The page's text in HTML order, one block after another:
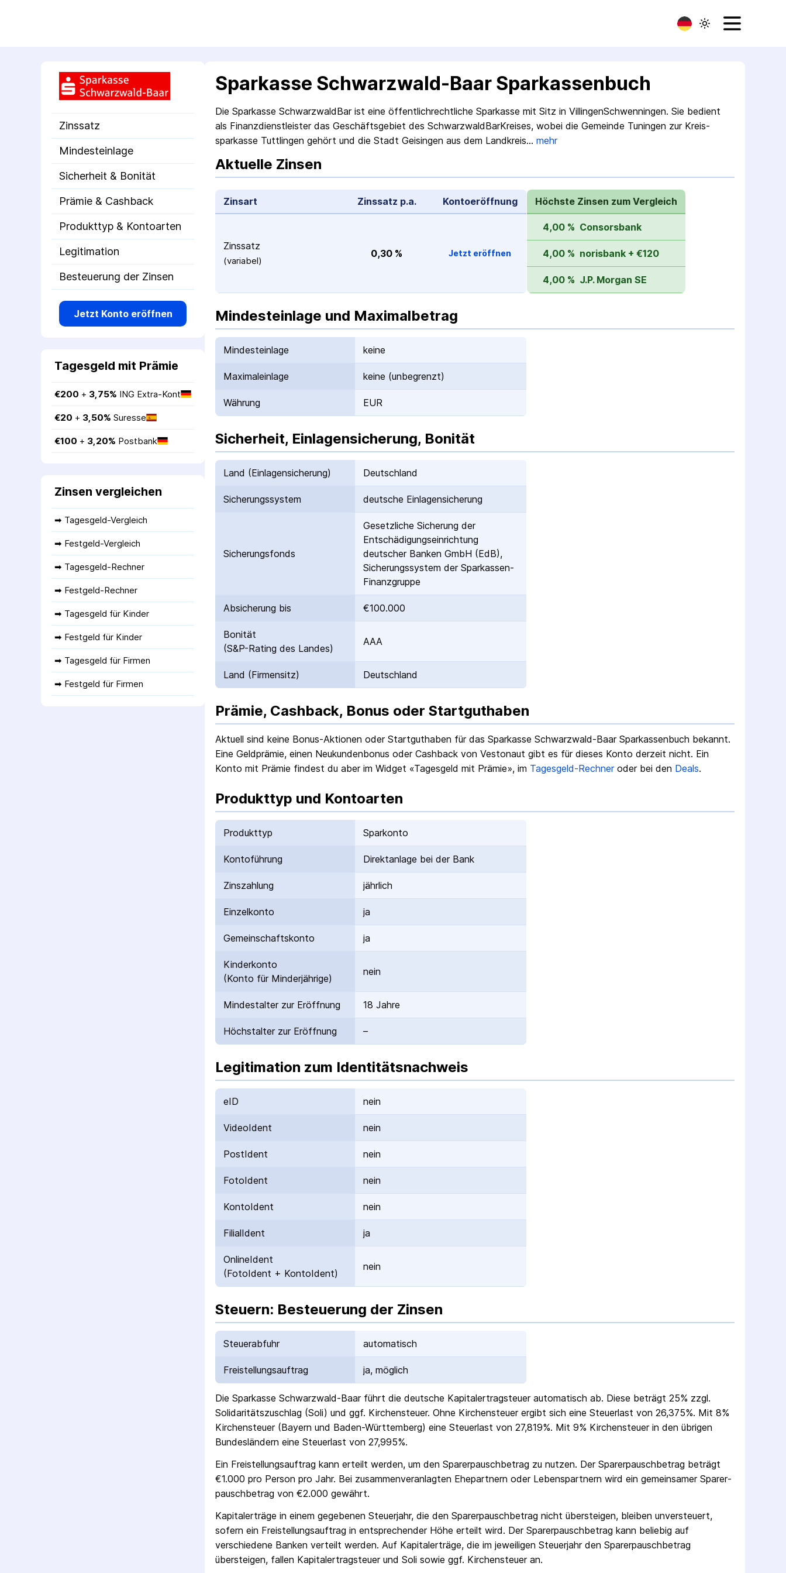
Zinssatz
Mindesteinlage
Sicherheit & Bonität
Prämie & Cashback
Produkttyp & Kontoarten
Legitimation
Besteuerung der Zinsen
Jetzt Konto eröffnen
Tagesgeld mit Prämie
€200 + 3,75% ING Extra-Kont
€20 + 3,50% Suresse
€100 + 3,20% Postbank
Zinsen vergleichen
➡ Tagesgeld-Vergleich
➡ Festgeld-Vergleich
➡ Tagesgeld-Rechner
➡ Festgeld-Rechner
➡ Tagesgeld für Kinder
➡ Festgeld für Kinder
➡ Tagesgeld für Firmen
➡ Festgeld für Firmen
Sparkasse Schwarzwald-Baar Sparkassenbuch
Die Sparkasse Schwarzwald­Bar ist eine öffentlich­rechtliche Sparkasse mit Sitz in Villingen­Schwenningen. Sie bedient
als Finanz­dienstleister das Geschäfts­gebiet des Schwarzwald­Bar­Kreises, wobei die Gemeinde Tuningen zur Kreis­
sparkasse Tuttlingen gehört und die Stadt Geisingen aus dem Landkreis… mehr
Aktuelle Zinsen
Zinsart Zinssatz p.a. Konto­eröffnung
Zinssatz
(variabel)
0,30 % Jetzt eröffnen
Höchste Zinsen zum Vergleich
4,00 % Consorsbank
4,00 % norisbank + €120
4,00 % J.P. Morgan SE
Mindesteinlage und Maximalbetrag
Mindesteinlage keine
Maximaleinlage keine (unbegrenzt)
Währung EUR
Sicherheit, Einlagensicherung, Bonität
Land (Einlagen­sicherung) Deutschland
Sicherungs­system deutsche Einlagen­sicherung
Sicherungs­fonds
Gesetzliche Sicherung der
Entschädigungs­einrichtung
deutscher Banken GmbH (EdB),
Sicherungssystem der Sparkassen-
Finanzgruppe
Absicherung bis €100.000
Bonität
(S&P-Rating des Landes)
AAA
Land (Firmensitz) Deutschland
Prämie, Cashback, Bonus oder Startguthaben
Aktuell sind keine Bonus-Aktionen oder Startguthaben für das Sparkasse Schwarzwald-Baar Sparkassenbuch bekannt.
Eine Geldprämie, einen Neukundenbonus oder Cashback von Vestonaut gibt es für dieses Konto derzeit nicht. Ein
Konto mit Prämie findest du aber im Widget «Tagesgeld mit Prämie», im Tagesgeld-Rechneroder bei den Deals.
Produkttyp und Kontoarten
Produkttyp Sparkonto
Kontoführung Direktanlage bei der Bank
Zinszahlung jährlich
Einzelkonto ja
Gemeinschafts­konto ja
Kinderkonto
(Konto für Minderjährige)
nein
Mindestalter zur Eröffnung 18 Jahre
Höchstalter zur Eröffnung –
Legitimation zum Identitätsnachweis
eID nein
VideoIdent nein
PostIdent nein
FotoIdent nein
KontoIdent nein
FilialIdent ja
OnlineIdent
(FotoIdent + KontoIdent)
nein
Steuern: Besteuerung der Zinsen
Steuerabfuhr automatisch
Freistellungs­auftrag ja, möglich
Die Sparkasse Schwarzwald-Baarführt die deutsche Kapital­ertrag­steuer automatisch ab. Diese beträgt 25% zzgl.
Solidaritäts­zuschlag (Soli) und ggf. Kirchensteuer. Ohne Kirchensteuer ergibt sich eine Steuerlast von 26,375%. Mit 8%
Kirchensteuer (Bayern und Baden-Württemberg) eine Steuerlast von 27,819%. Mit 9% Kirchensteuer in den übrigen
Bundesländern eine Steuerlast von 27,995%.
Ein Freistellungs­auftrag kann erteilt werden, um den Sparer­pausch­betrag zu nutzen. Der Sparer­pausch­betrag beträgt
€1.000 pro Person pro Jahr. Bei zusammenveranlagten Ehepartnern oder Lebenspartnern wird ein gemeinsamer Sparer­
pausch­betrag von €2.000 gewährt.
Kapitalerträge in einem gegebenen Steuerjahr, die den Sparer­pausch­betrag nicht übersteigen, bleiben unversteuert,
sofern ein Freistellungs­auftrag in entsprechender Höhe erteilt wird. Der Sparer­pausch­betrag kann beliebig auf
verschiedene Banken verteilt werden. Auf Kapitalerträge, die im jeweiligen Steuerjahr den Sparer­pausch­betrag
übersteigen, fallen Kapital­ertrag­steuer und Soli sowie ggf. Kirchensteuer an.